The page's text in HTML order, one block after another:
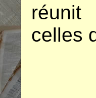
réunit
celles